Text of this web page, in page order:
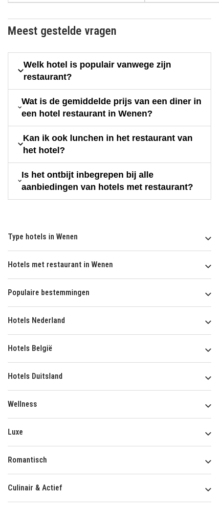
Meest gestelde vragen
Welk hotel is populair vanwege zijn
restaurant?
Wat is de gemiddelde prijs van een diner in
een hotel restaurant in Wenen?
Kan ik ook lunchen in het restaurant van
het hotel?
Is het ontbijt inbegrepen bij alle
aanbiedingen van hotels met restaurant?
Type hotels in Wenen
Hotels met restaurant in Wenen
Populaire bestemmingen
Hotels Nederland
Hotels België
Hotels Duitsland
Wellness
Luxe
Romantisch
Culinair & Actief